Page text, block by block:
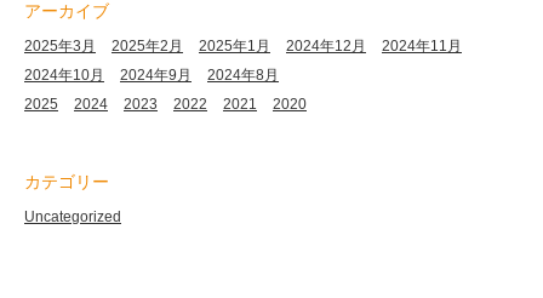
アーカイブ
2025年3月 2025年2月 2025年1月 2024年12月
2024年11月
2024年10月
2024年9月
2024年8月
2025
2024 2023 2022 2021 2020
カテゴリー
Uncategorized